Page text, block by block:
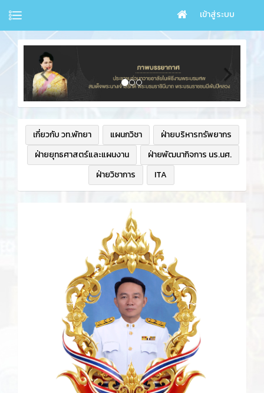
เข้าสู่ระบบ
เกี่ยวกับ วท.พัทยา แผนกวิชา
ฝ่ายบริหารทรัพยากร
ฝ่ายยุทธศาสตร์และแผนงาน
ฝ่ายพัฒนากิจการ นร.นศ.
ฝ่ายวิชาการ
ITA